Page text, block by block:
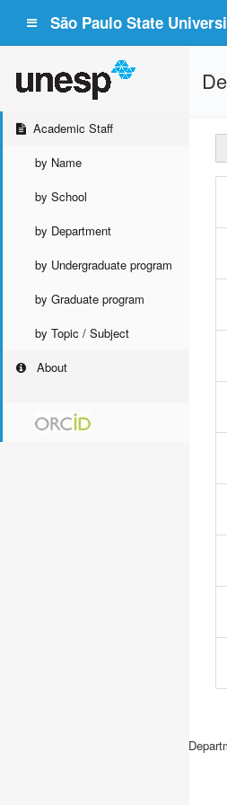
São Paulo State
Academic Staff
by Name
by School
by Department
by Undergraduate program
by Graduate program
by Topic / Subject
About